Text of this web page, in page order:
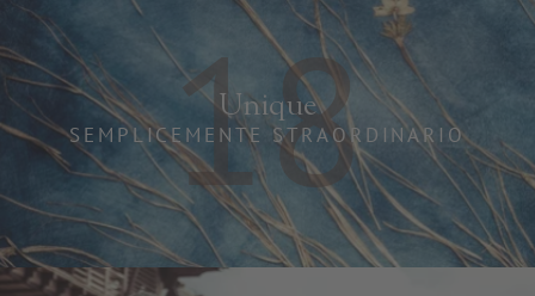
18
Unique
SEMPLICEMENTE STRAORDINARIO